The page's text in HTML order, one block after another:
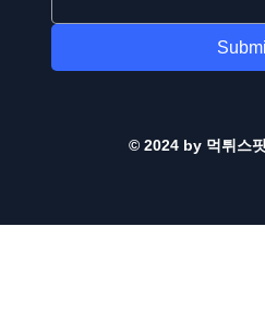
© 2024 by 먹튀스